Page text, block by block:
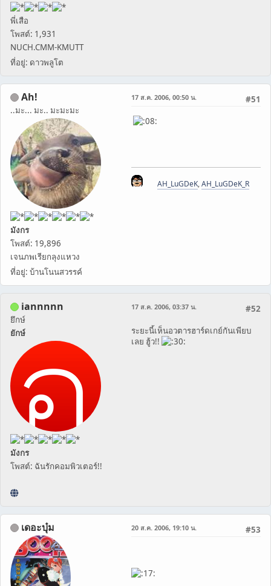
พี่เสือ
โพสต์: 1,931
NUCH.CMM-KMUTT
ที่อยู่: ดาวพลูโต
Ah!
..มะ... มะ.. มะมะมะ
มังกร
โพสต์: 19,896
เจนภพเรียกลุงแหวง
ที่อยู่: บ้านโนนสวรรค์
#51
17 ส.ค. 2006, 00:50 น.
AH_LuGDeK,AH_LuGDeK_R
iannnnn
ยึกษ์
ยักษ์
มังกร
โพสต์: ฉันรักคอมพิวเตอร์!!
#52
17 ส.ค. 2006, 03:37 น.
ระยะนี้เห็นอวตารฮาร์ดเกย์กันเพียบ
เลย ฮู้ว!!
เดอะบุ๋ม #53
20 ส.ค. 2006, 19:10 น.